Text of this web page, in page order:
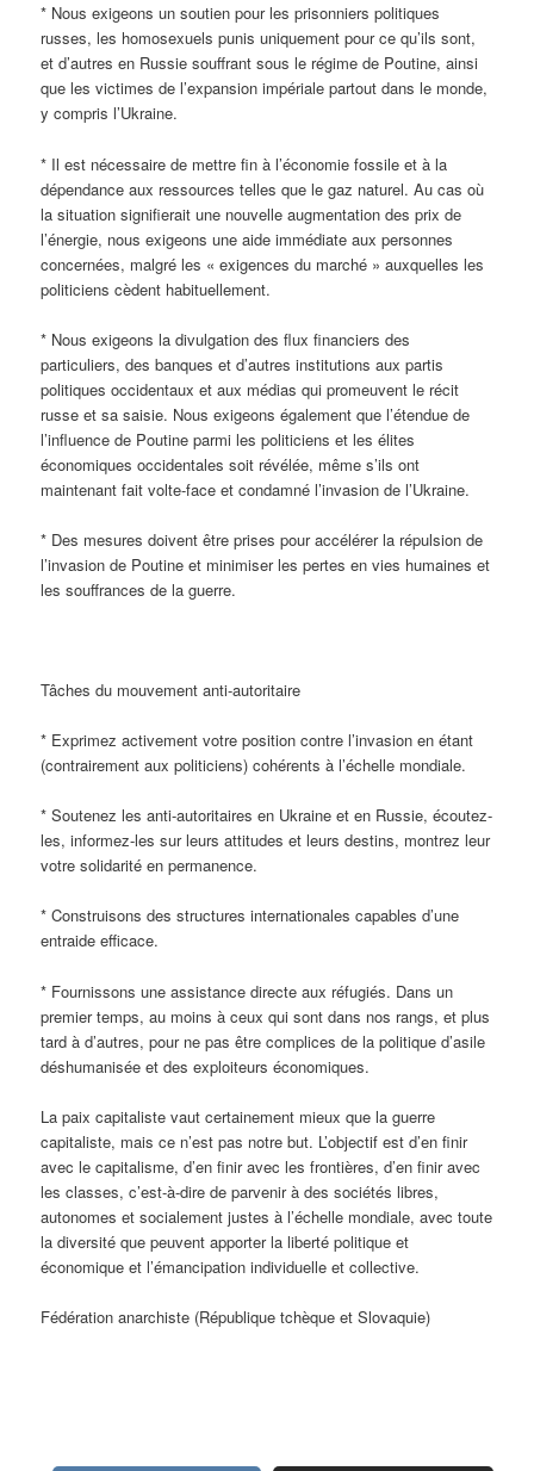
* Nous exigeons un soutien pour les prisonniers politiques
russes, les homosexuels punis uniquement pour ce qu’ils sont,
et d’autres en Russie souffrant sous le régime de Poutine, ainsi
que les victimes de l’expansion impériale partout dans le monde,
y compris l’Ukraine.
* Il est nécessaire de mettre fin à l’économie fossile et à la
dépendance aux ressources telles que le gaz naturel. Au cas où
la situation signifierait une nouvelle augmentation des prix de
l’énergie, nous exigeons une aide immédiate aux personnes
concernées, malgré les « exigences du marché » auxquelles les
politiciens cèdent habituellement.
* Nous exigeons la divulgation des flux financiers des
particuliers, des banques et d’autres institutions aux partis
politiques occidentaux et aux médias qui promeuvent le récit
russe et sa saisie. Nous exigeons également que l’étendue de
l’influence de Poutine parmi les politiciens et les élites
économiques occidentales soit révélée, même s’ils ont
maintenant fait volte-face et condamné l’invasion de l’Ukraine.
* Des mesures doivent être prises pour accélérer la répulsion de
l’invasion de Poutine et minimiser les pertes en vies humaines et
les souffrances de la guerre.
Tâches du mouvement anti-autoritaire
* Exprimez activement votre position contre l’invasion en étant
(contrairement aux politiciens) cohérents à l’échelle mondiale.
* Soutenez les anti-autoritaires en Ukraine et en Russie, écoutez-
les, informez-les sur leurs attitudes et leurs destins, montrez leur
votre solidarité en permanence.
* Construisons des structures internationales capables d’une
entraide efficace.
* Fournissons une assistance directe aux réfugiés. Dans un
premier temps, au moins à ceux qui sont dans nos rangs, et plus
tard à d’autres, pour ne pas être complices de la politique d’asile
déshumanisée et des exploiteurs économiques.
La paix capitaliste vaut certainement mieux que la guerre
capitaliste, mais ce n’est pas notre but. L’objectif est d’en finir
avec le capitalisme, d’en finir avec les frontières, d’en finir avec
les classes, c’est-à-dire de parvenir à des sociétés libres,
autonomes et socialement justes à l’échelle mondiale, avec toute
la diversité que peuvent apporter la liberté politique et
économique et l’émancipation individuelle et collective.
Fédération anarchiste (République tchèque et Slovaquie)